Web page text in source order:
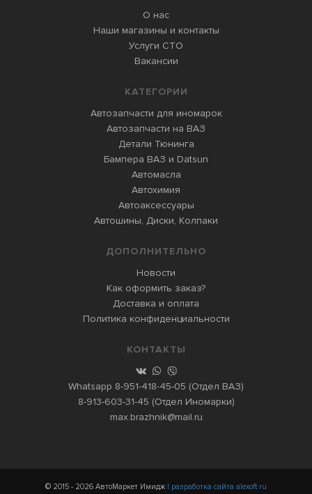
О нас
Наши магазины и контакты
Услуги СТО
Вакансии
КАТЕГОРИИ
Автозапчасти для иномарок
Автозапчасти на ВАЗ
Детали Тюнинга
Бампера ВАЗ и Datsun
Автомасла
Автохимия
Автоаксессуары
Автошины, Диски, Колпаки
ДОПОЛНИТЕЛЬНО
Новости
Как оформить заказ?
Доставка и оплата
Политика конфиденциальности
КОНТАКТЫ
Whatsapp 8-951-418-45-05 (Отдел ВАЗ)
8-913-603-31-45 (Отдел Иномарки)
max.brazhnik@mail.ru
© 2015 - 2026 АвтоМаркет Имидж | разработка сайта alexoft.ru